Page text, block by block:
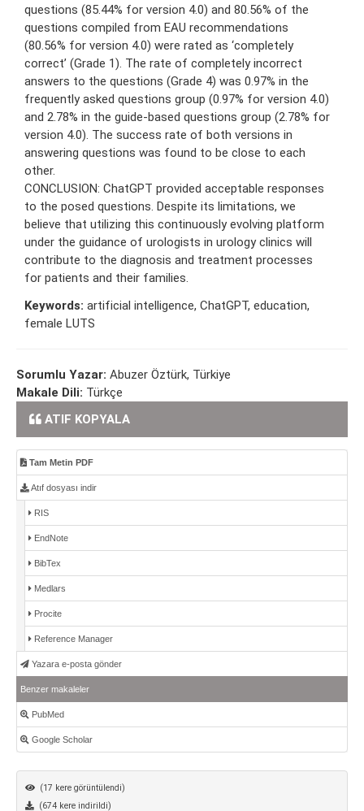
questions (85.44% for version 4.0) and 80.56% of the
questions compiled from EAU recommendations
(80.56% for version 4.0) were rated as ‘completely
correct’ (Grade 1). The rate of completely incorrect
answers to the questions (Grade 4) was 0.97% in the
frequently asked questions group (0.97% for version 4.0)
and 2.78% in the guide-based questions group (2.78% for
version 4.0). The success rate of both versions in
answering questions was found to be close to each
other.
CONCLUSION: ChatGPT provided acceptable responses
to the posed questions. Despite its limitations, we
believe that utilizing this continuously evolving platform
under the guidance of urologists in urology clinics will
contribute to the diagnosis and treatment processes
for patients and their families.
Keywords: artificial intelligence, ChatGPT, education,
female LUTS
Sorumlu Yazar: Abuzer Öztürk, Türkiye
Makale Dili: Türkçe
ATIF KOPYALA
Tam Metin PDF
Atıf dosyası indir
RIS
EndNote
BibTex
Medlars
Procite
Reference Manager
Yazara e-posta gönder
Benzer makaleler
PubMed
Google Scholar
(17 kere görüntülendi)
(674 kere indirildi)